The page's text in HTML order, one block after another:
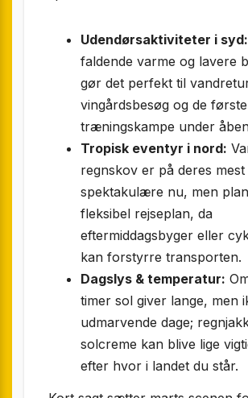
Udendørsaktiviteter i syd:
faldende varme og lavere
gør det perfekt til
vingårdsbesøg og de
træningskampe under
Tropisk eventyr i nord:
regnskov er på deres mest
spektakulære nu, men
fleksibel rejseplan, da
eftermiddagsbyger eller
kan forstyrre transporten.
Dagslys & temperatur:
timer sol giver lange, men
udmarvende dage;
solcreme kan blive lige
efter hvor i landet du står.